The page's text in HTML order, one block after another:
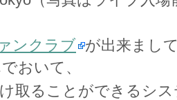
ンクラブ が出来まし
おいて、
取ることができるシ